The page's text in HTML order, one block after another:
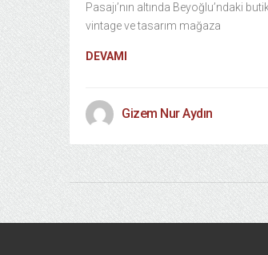
Pasajı’nın altında Beyoğlu’ndaki
vintage ve tasarım mağaza
DEVAMI
Gizem Nur Aydın